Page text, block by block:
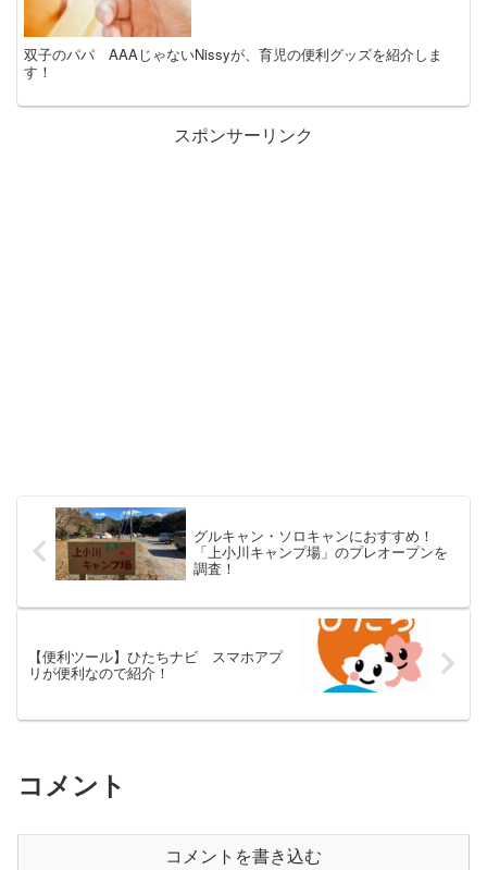
双子のパパ AAAじゃないNissyが、育児の便利グッズを紹介しま
す！
スポンサーリンク
グルキャン・ソロキャンにおすすめ！
「上小川キャンプ場」のプレオープンを
調査！
【便利ツール】ひたちナビ スマホアプ
リが便利なので紹介！
コメント
コメントを書き込む